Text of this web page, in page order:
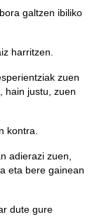
galtzen ibiliko
harritzen.
zuen
hain justu, zuen
kontra.
adierazi zuen,
eta bere gainean
dute gure